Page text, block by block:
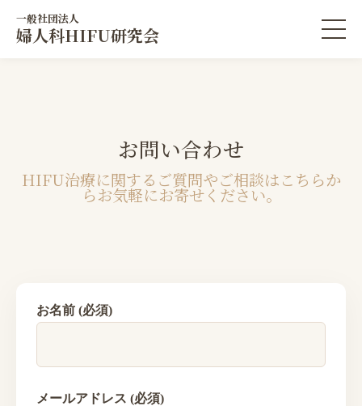
一般社団法人
婦人科HIFU研究会
お問い合わせ
HIFU治療に関するご質問やご相談はこちらか
らお気軽にお寄せください。
お名前 (必須)
メールアドレス (必須)